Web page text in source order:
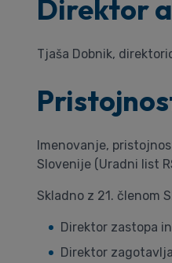
Direktor
Tjaša Dobnik,
Imenovanje,
Slovenije (Uradni list
Skladno z 21. členom
Direktor zastopa
Direktor